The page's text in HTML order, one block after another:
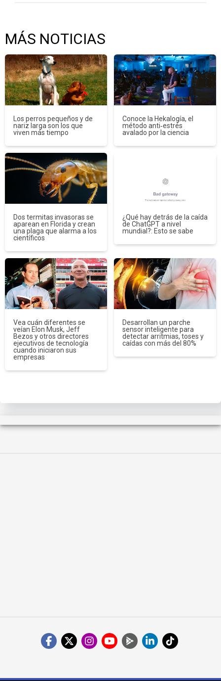
MÁS NOTICIAS
Los perros pequeños y de
nariz larga son los que
viven más tiempo
Conoce la Hekalogía, el
método anti‑estrés
avalado por la ciencia
Dos termitas invasoras se
aparean en Florida y crean
una plaga que alarma a los
científicos
¿Qué hay detrás de la caída
de ChatGPT a nivel
mundial?: Esto se sabe
Vea cuán diferentes se
veían Elon Musk, Jeff
Bezos y otros directores
ejecutivos de tecnología
cuando iniciaron sus
empresas
Desarrollan un parche
sensor inteligente para
detectar arritmias, toses y
caídas con más del 80%